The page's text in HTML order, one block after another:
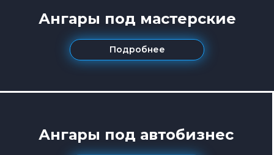
Ангары под мастерские
Подробнее
Ангары под автобизнес